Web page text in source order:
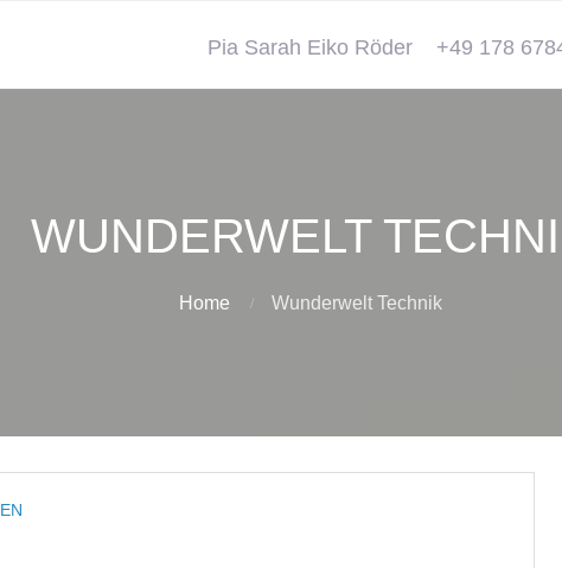
Pia Sarah Eiko Röder +49 178
WUNDERWELT
Home Wunderwelt Technik